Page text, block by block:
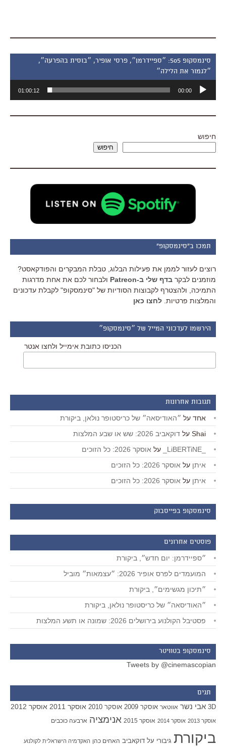
סינמסקופ 505: ״ספיידרמן״, פרסי אופיר, ״בוסית בהפרעה״,
״לגמור את הלילה״
אודיו
00:00
01:00:12
חיפוש
חיפוש
תמכו ב"סינמסקופ"
רוצים לעזור לממן את פעילות הבלוג, טבלת המבקרים והפודקאסט?
מוזמנים לבקר בדף שלי ב-Patreon
ולבחור לכם את אחת מדרגות
התמיכה, ולהצטרף לקבוצות הסודיות של "סינמסקופ" לקבלת עדכונים
והמלצות פרטיות. לחצו כאן
הירשמו לעדכוני המייל של ״סינמסקופ״
הכניסו כתובת אימייל ולחצו אנטר
תגובות אחרונות
אחד על ״האודיסאה״ של כריסטופר נולאן, ביקורת
Shai על דוקאביב 2026: שש או שבע המלצות
על אוסקר 2026: כל הזוכים
איתן על אוסקר 2026: כל הזוכים
איתן על אוסקר 2026: כל הזוכים
סינמסקופ בפייסבוק
פוסטים אחרונים
״ספיידרמן: יום חדש״, ביקורת
המועמדים לפרס אופיר 2026: ״עצמאות״ מוביל
״תיכון מגשימים״, ביקורת
״האודיסאה״ של כריסטופר נולאן, ביקורת
פסטיבל הקולנוע בירושלים 2026: שמונה או תשע המלצות
סינמסקופ בטוויטר
Tweets by @cinemascopian
תגים
3D אבי נשר אווטאר אוסקר 2009 אוסקר 2010 אוסקר 2011 אוסקר 2012
אוסקר 2013 אוסקר 2014 אוסקר 2015 אנימציה ארבעה כוכבים
ביקורת גיבורי על דוקאביב האחים כהן האקדמיה הישראלית לקולנוע